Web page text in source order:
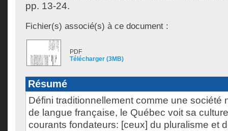
pp. 13-24.
Fichier(s) associé(s) à ce document :
PDF
Télécharger (3MB)
Résumé
Défini traditionnellement comme une société
de langue française, le Québec voit sa
courants fondateurs: [ceux] du pluralisme et